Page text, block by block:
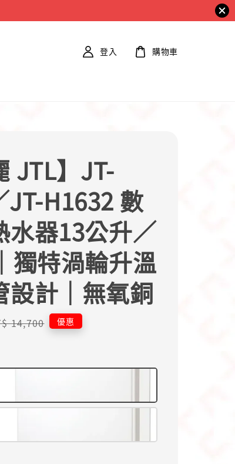
登入 購物車
JTL】JT-
JT-H1632 數
水器13公升／
獨特渦輪升溫
設計｜無氧銅
14,700 優惠